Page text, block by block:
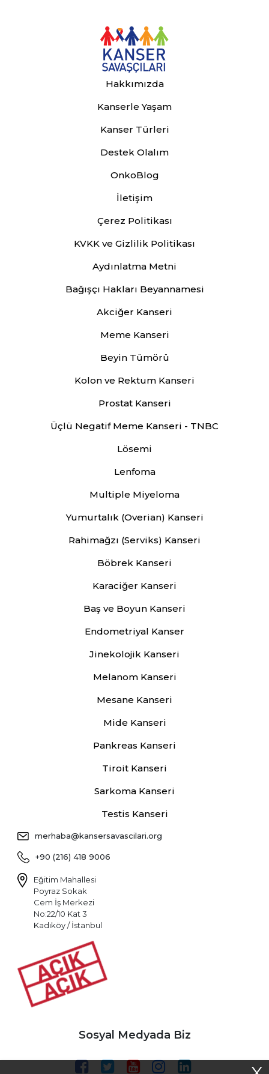
Hakkımızda
Kanserle Yaşam
Kanser Türleri
Destek Olalım
OnkoBlog
İletişim
Çerez Politikası
KVKK ve Gizlilik Politikası
Aydınlatma Metni
Bağışçı Hakları Beyannamesi
Akciğer Kanseri
Meme Kanseri
Beyin Tümörü
Kolon ve Rektum Kanseri
Prostat Kanseri
Üçlü Negatif Meme Kanseri - TNBC
Lösemi
Lenfoma
Multiple Miyeloma
Yumurtalık (Overian) Kanseri
Rahimağzı (Serviks) Kanseri
Böbrek Kanseri
Karaciğer Kanseri
Baş ve Boyun Kanseri
Endometriyal Kanser
Jinekolojik Kanseri
Melanom Kanseri
Mesane Kanseri
Mide Kanseri
Pankreas Kanseri
Tiroit Kanseri
Sarkoma Kanseri
Testis Kanseri
merhaba@kansersavascilari.org
+90 (216) 418 9006
Eğitim Mahallesi
Poyraz Sokak
Cem İş Merkezi
No:22/10 Kat 3
Kadıköy / İstanbul
Sosyal Medyada Biz